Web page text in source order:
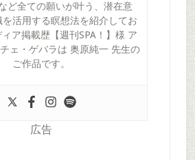
ど全ての願いが叶う、潜在意
活用する瞑想法を紹介してお
ア掲載歴【週刊SPA！】様 ア
ェ・ゲバラは 奥原純一 先生の
ご作品です。
広告